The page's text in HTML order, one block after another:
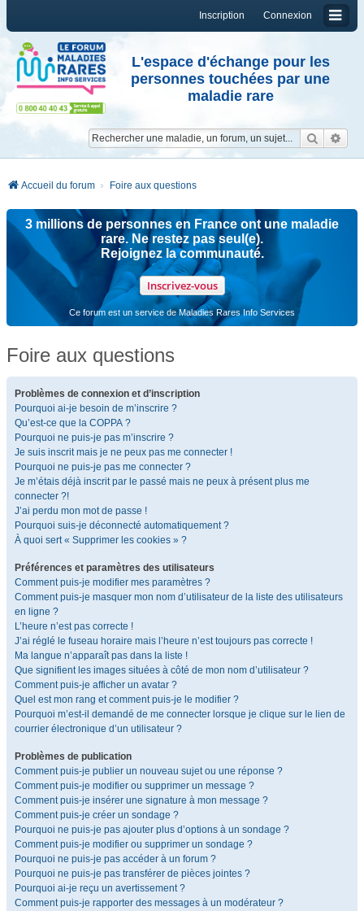
Connexion
Inscription
L'espace d'échange pour les
personnes touchées par une
maladie rare
Accueil du forum Foire aux questions
3 millions de personnes en France ont une maladie
rare. Ne restez pas seul(e).
Rejoignez la communauté.
Inscrivez-vous
Ce forum est un service de Maladies Rares Info Services
Foire aux questions
Problèmes de connexion et d’inscription
Pourquoi ai-je besoin de m’inscrire ?
Qu’est-ce que la COPPA ?
Pourquoi ne puis-je pas m’inscrire ?
Je suis inscrit mais je ne peux pas me connecter !
Pourquoi ne puis-je pas me connecter ?
Je m’étais déjà inscrit par le passé mais ne peux à présent plus me
connecter ?!
J’ai perdu mon mot de passe !
Pourquoi suis-je déconnecté automatiquement ?
À quoi sert « Supprimer les cookies » ?
Préférences et paramètres des utilisateurs
Comment puis-je modifier mes paramètres ?
Comment puis-je masquer mon nom d’utilisateur de la liste des utilisateurs
en ligne ?
L’heure n’est pas correcte !
J’ai réglé le fuseau horaire mais l’heure n’est toujours pas correcte !
Ma langue n’apparaît pas dans la liste !
Que signifient les images situées à côté de mon nom d’utilisateur ?
Comment puis-je afficher un avatar ?
Quel est mon rang et comment puis-je le modifier ?
Pourquoi m’est-il demandé de me connecter lorsque je clique sur le lien de
courrier électronique d’un utilisateur ?
Problèmes de publication
Comment puis-je publier un nouveau sujet ou une réponse ?
Comment puis-je modifier ou supprimer un message ?
Comment puis-je insérer une signature à mon message ?
Comment puis-je créer un sondage ?
Pourquoi ne puis-je pas ajouter plus d’options à un sondage ?
Comment puis-je modifier ou supprimer un sondage ?
Pourquoi ne puis-je pas accéder à un forum ?
Pourquoi ne puis-je pas transférer de pièces jointes ?
Pourquoi ai-je reçu un avertissement ?
Comment puis-je rapporter des messages à un modérateur ?